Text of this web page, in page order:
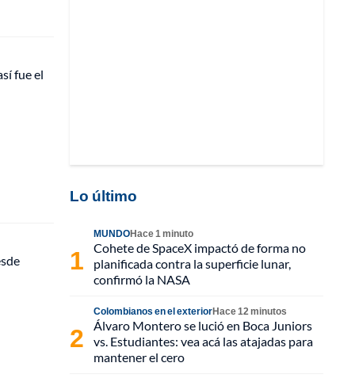
fue el
Lo último
MUNDOHace 1 minuto
Cohete de SpaceX impactó de forma no
planificada contra la superficie lunar,
confirmó la NASA
Colombianos en el exteriorHace 12 minutos
Álvaro Montero se lució en Boca Juniors
vs. Estudiantes: vea acá las atajadas para
mantener el cero